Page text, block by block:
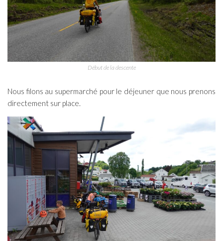
Début de la descente
Nous filons au supermarché pour le déjeuner que nous prenons
directement sur place.